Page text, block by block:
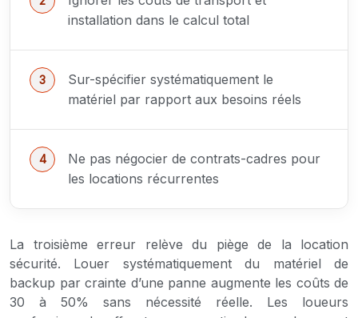
installation dans le calcul total
Sur-spécifier systématiquement le
matériel par rapport aux besoins réels
Ne pas négocier de contrats-cadres pour
les locations récurrentes
La troisième erreur relève du piège de la location
sécurité. Louer systématiquement du matériel de
backup par crainte d’une panne augmente les coûts de
30 à 50% sans nécessité réelle. Les loueurs